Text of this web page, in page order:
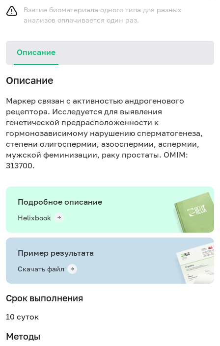
Взятие биоматериала одного типа для разных
анализов оплачивается один раз.
Описание
Описание
Маркер связан с активностью андрогенового
рецептора. Исследуется для выявления
генетической предрасположенности к
гормонозависимому нарушению сперматогенеза,
степени олигоспермии, азооспермии, аспермии,
мужской феминизации, раку простаты. OMIM:
313700.
Подробное описание
Helixbook
Пример результата
Скачать файл
Срок выполнения
10 суток
Методы